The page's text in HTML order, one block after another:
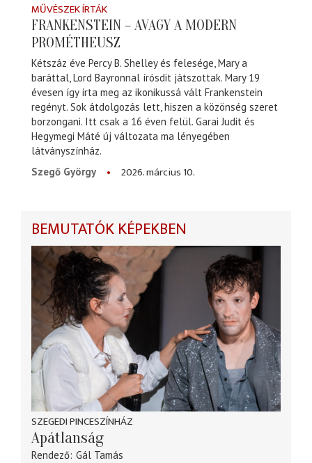
MŰVÉSZEK ÍRTÁK
FRANKENSTEIN – AVAGY A MODERN
PROMÉTHEUSZ
Kétszáz éve Percy B. Shelley és felesége, Mary a
baráttal, Lord Bayronnal írósdit játszottak. Mary 19
évesen így írta meg az ikonikussá vált Frankenstein
regényt. Sok átdolgozás lett, hiszen a közönség szeret
borzongani. Itt csak a 16 éven felül. Garai Judit és
Hegymegi Máté új változata ma lényegében
látványszínház.
Szegő György
2026. március 10.
BEMUTATÓK KÉPEKBEN
SZEGEDI PINCESZÍNHÁZ
Apátlanság
Rendező Gál Tamás